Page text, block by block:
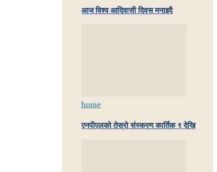
आज विश्व आदिवासी दिवस मनाइदै
home
एनपीएलको तेस्रो संस्करण कार्तिक ९ देखि